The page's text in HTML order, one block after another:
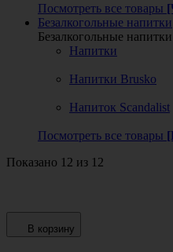
Посмотреть все товары
Безалкогольные напитки
Безалкогольные напитки
Напитки
Напитки Brusko
Напиток Scandalist
Посмотреть все товары
Показано 12 из 12
В корзину